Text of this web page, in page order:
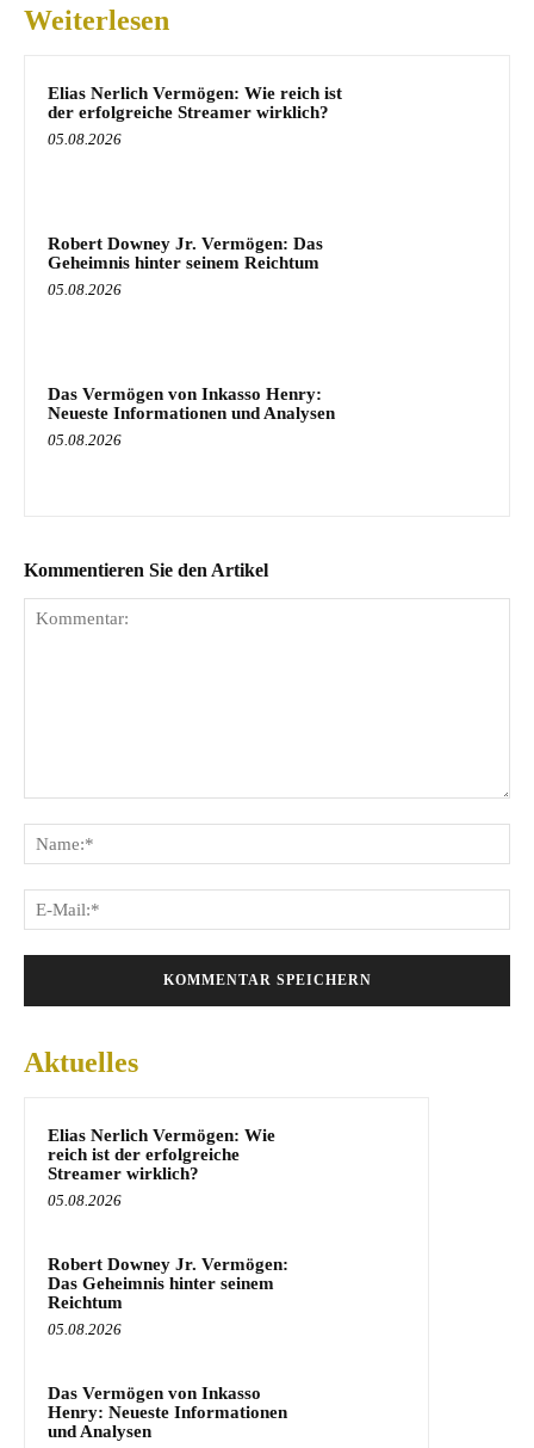
Weiterlesen
Elias Nerlich Vermögen: Wie reich ist
der erfolgreiche Streamer wirklich?
05.08.2026
Robert Downey Jr. Vermögen: Das
Geheimnis hinter seinem Reichtum
05.08.2026
Das Vermögen von Inkasso Henry:
Neueste Informationen und Analysen
05.08.2026
Kommentieren Sie den Artikel
Aktuelles
Elias Nerlich Vermögen: Wie
reich ist der erfolgreiche
Streamer wirklich?
05.08.2026
Robert Downey Jr. Vermögen:
Das Geheimnis hinter seinem
Reichtum
05.08.2026
Das Vermögen von Inkasso
Henry: Neueste Informationen
und Analysen